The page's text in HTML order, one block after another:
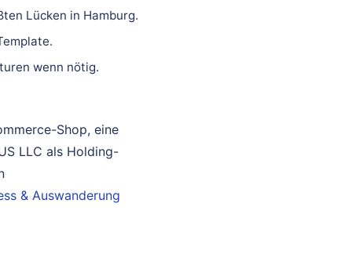
Lücken in Hamburg.
wenn nötig.
Shop, eine
LLC als Holding-
& Auswanderung